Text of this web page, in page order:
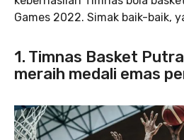
Games 2022. Simak baik-baik,
1. Timnas Basket
meraih medali emas